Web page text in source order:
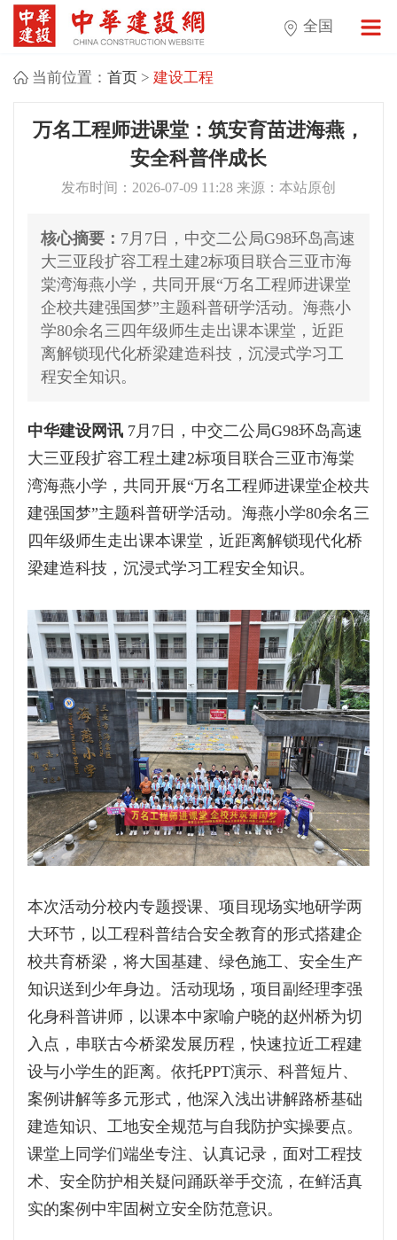
全国
当前位置： 首页> 建设工程
万名工程师进课堂：筑安育苗进海燕，
安全科普伴成长
发布时间：2026-07-09 11:28 来源：本站原创
核心摘要： 7月7日，中交二公局G98环岛高速
大三亚段扩容工程土建2标项目联合三亚市海
棠湾海燕小学，共同开展“万名工程师进课堂
企校共建强国梦”主题科普研学活动。海燕小
学80余名三四年级师生走出课本课堂，近距
离解锁现代化桥梁建造科技，沉浸式学习工
程安全知识。
中华建设网讯7月7日，中交二公局G98环岛高速
大三亚段扩容工程土建2标项目联合三亚市海棠
湾海燕小学，共同开展“万名工程师进课堂企校共
建强国梦”主题科普研学活动。海燕小学80余名三
四年级师生走出课本课堂，近距离解锁现代化桥
梁建造科技，沉浸式学习工程安全知识。
本次活动分校内专题授课、项目现场实地研学两
大环节，以工程科普结合安全教育的形式搭建企
校共育桥梁，将大国基建、绿色施工、安全生产
知识送到少年身边。活动现场，项目副经理李强
化身科普讲师，以课本中家喻户晓的赵州桥为切
入点，串联古今桥梁发展历程，快速拉近工程建
设与小学生的距离。依托PPT演示、科普短片、
案例讲解等多元形式，他深入浅出讲解路桥基础
建造知识、工地安全规范与自我防护实操要点。
课堂上同学们端坐专注、认真记录，面对工程技
术、安全防护相关疑问踊跃举手交流，在鲜活真
实的案例中牢固树立安全防范意识。